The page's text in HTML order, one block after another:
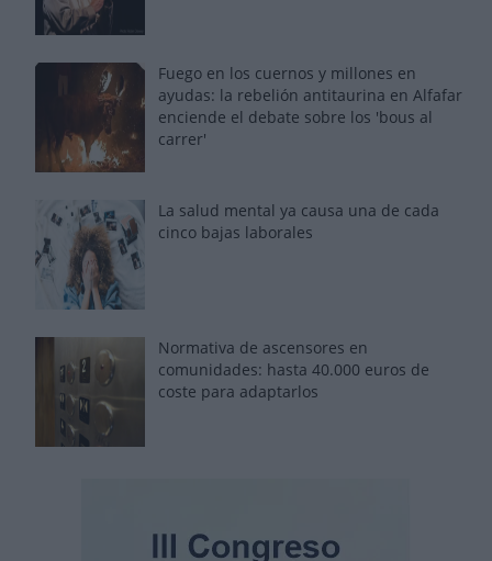
Fuego en los cuernos y millones en
ayudas: la rebelión antitaurina en Alfafar
enciende el debate sobre los 'bous al
carrer'
La salud mental ya causa una de cada
cinco bajas laborales
Normativa de ascensores en
comunidades: hasta 40.000 euros de
coste para adaptarlos